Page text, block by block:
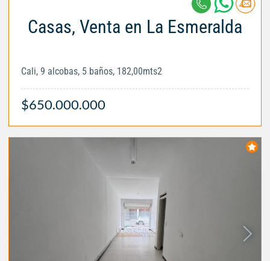
Casas, Venta en La Esmeralda
Cali, 9 alcobas, 5 baños, 182,00mts2
$650.000.000